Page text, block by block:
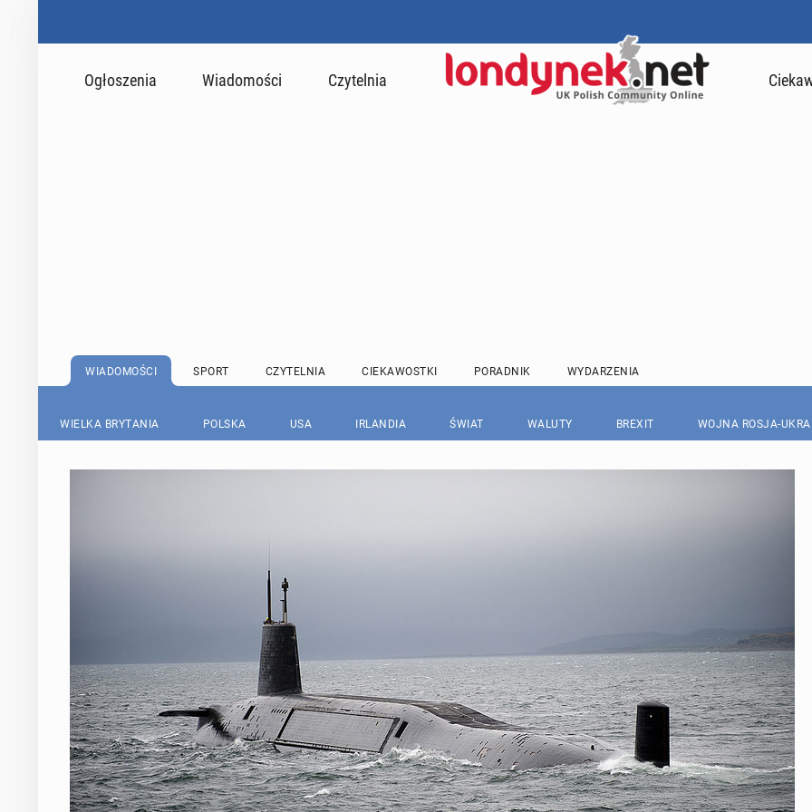
Ogłoszenia Wiadomości Czytelnia
WIADOMOŚCI SPORT CZYTELNIA CIEKAWOSTKI PORADNIK WYDARZENIA
WIELKA BRYTANIA POLSKA USA IRLANDIA ŚWIAT WALUTY BREXIT WOJNA ROSJA-